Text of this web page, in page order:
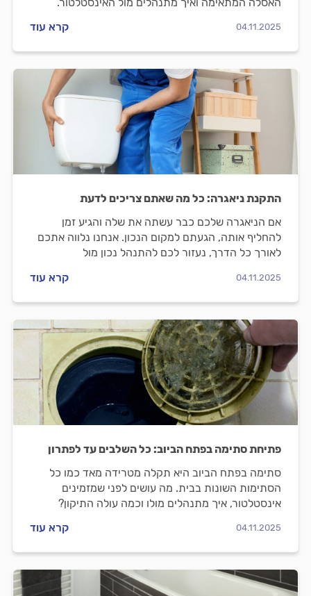
04.11.2025 קרא עוד
התקנת ניאגרה: כל מה שאתם צריכים לדעת
אם הניאגרה שלכם כבר עשתה את שלה והגיע זמן
להחליף אותה, הגעתם למקום הנכון. אנחנו נלווה אתכם
לאורך כל הדרך, נעזור לכם להתנהל נכון מול
04.11.2025 קרא עוד
פתיחת סתימה בפתח הביוב: כל השלבים עד לפתרון
סתימה בפתח הביוב היא תקלה מטרידה מאד כמו כל
הסתימות השונות בבית. מה עושים לפני שמזמינים
אינסטלטור, איך מתנהלים מולו וכמה עולה התיקון?
04.11.2025 קרא עוד